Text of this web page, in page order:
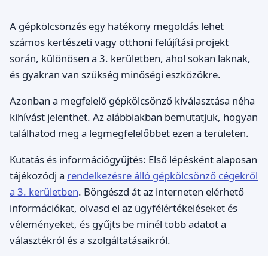
A gépkölcsönzés egy hatékony megoldás lehet
számos kertészeti vagy otthoni felújítási projekt
során, különösen a 3. kerületben, ahol sokan laknak,
és gyakran van szükség minőségi eszközökre.
Azonban a megfelelő gépkölcsönző kiválasztása néha
kihívást jelenthet. Az alábbiakban bemutatjuk, hogyan
találhatod meg a legmegfelelőbbet ezen a területen.
Kutatás és információgyűjtés: Első lépésként alaposan
tájékozódj a rendelkezésre álló gépkölcsönző cégekről
a 3. kerületben. Böngészd át az interneten elérhető
információkat, olvasd el az ügyfélértékeléseket és
véleményeket, és gyűjts be minél több adatot a
választékról és a szolgáltatásaikról.